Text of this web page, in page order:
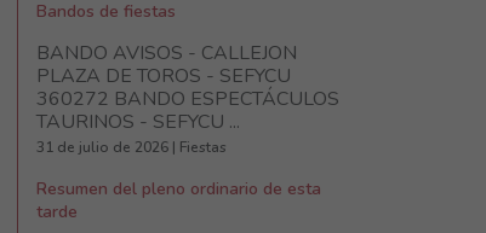
Bandos de fiestas
BANDO AVISOS - CALLEJON
PLAZA DE TOROS - SEFYCU
360272 BANDO ESPECTÁCULOS
TAURINOS - SEFYCU ...
31 de julio de 2026 | Fiestas
Resumen del pleno ordinario de esta
tarde